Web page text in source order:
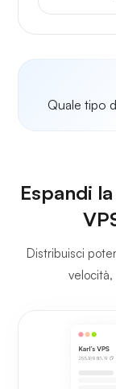
Quale tipo
Espandi
Distribuisci